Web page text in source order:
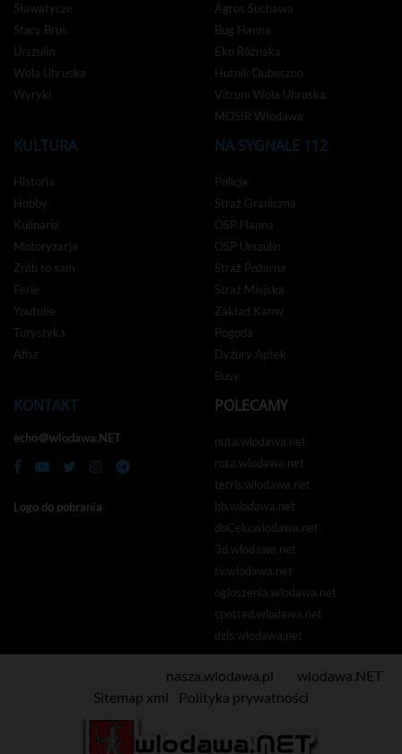
Sławatycze
Stary Brus
Urszulin
Wola Uhruska
Wyryki
Agros Suchawa
Bug Hanna
Eko Różnaka
Hutnik Dubeczno
Vitrum Wola Uhruska
MOSIR Włodawa
KULTURA
Historia
Hobby
Kulinaria
Motoryzacja
Zrób to sam
Ferie
Youtube
Turystyka
Afisz
NA SYGNALE 112
Policja
Straż Graniczna
OSP Hanna
OSP Urszulin
Straż Pożarna
Straż Miejska
Zakład Karny
Pogoda
Dyżury Aptek
Busy
KONTAKT
echo＠wlodawa.NET
Logo do pobrania
POLECAMY
nuta.wlodawa.net
rota.wlodawa.net
tetris.wlodawa.net
bb.wlodawa.net
doCelu.wlodawa.net
3d.wlodawa.net
tv.wlodawa.net
ogloszenia.wlodawa.net
spotted.wlodawa.net
dzis.wlodawa.net
nasza.wlodawa.pl wlodawa.NET|
Sitemap xml
Polityka prywatności